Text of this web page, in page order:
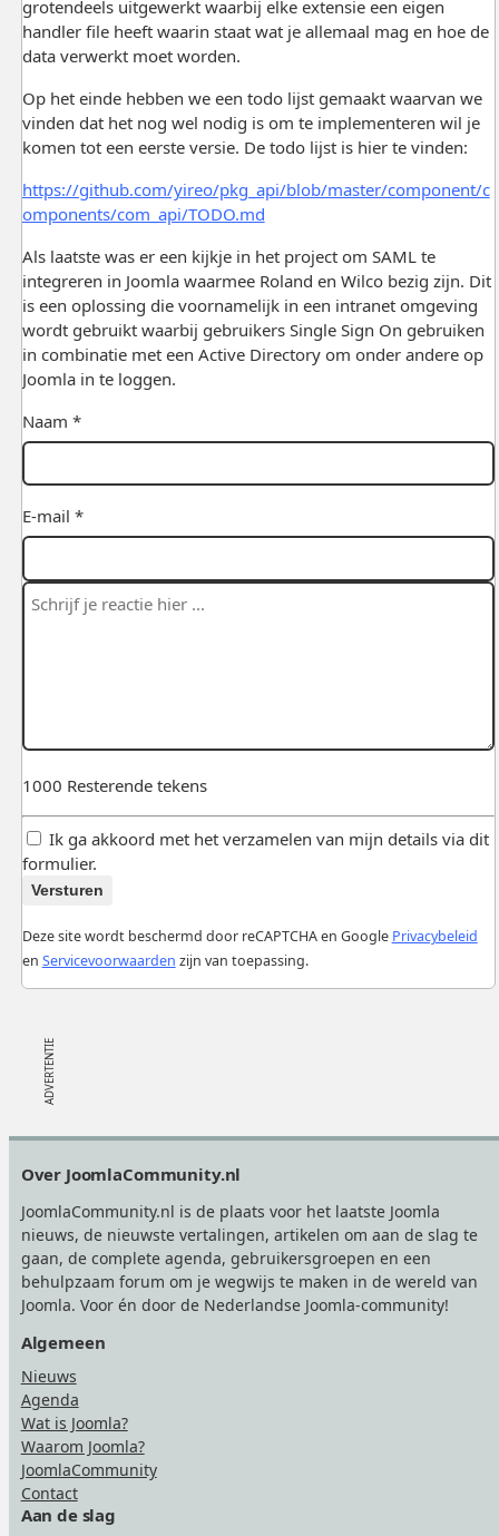
grotendeels uitgewerkt waarbij elke extensie een eigen
handler file heeft waarin staat wat je allemaal mag en hoe de
data verwerkt moet worden.
Op het einde hebben we een todo lijst gemaakt waarvan we
vinden dat het nog wel nodig is om te implementeren wil je
komen tot een eerste versie. De todo lijst is hier te vinden:
https://github.com/yireo/pkg_api/blob/master/component/c
omponents/com_api/TODO.md
Als laatste was er een kijkje in het project om SAML te
integreren in Joomla waarmee Roland en Wilco bezig zijn. Dit
is een oplossing die voornamelijk in een intranet omgeving
wordt gebruikt waarbij gebruikers Single Sign On gebruiken
in combinatie met een Active Directory om onder andere op
Joomla in te loggen.
Naam *
E-mail *
1000 Resterende tekens
Ik ga akkoord met het verzamelen van mijn details via dit
formulier.
Versturen
Deze site wordt beschermd door reCAPTCHA en Google Privacybeleid
en Servicevoorwaarden zijn van toepassing.
Over JoomlaCommunity.nl
JoomlaCommunity.nl is de plaats voor het laatste Joomla
nieuws, de nieuwste vertalingen, artikelen om aan de slag te
gaan, de complete agenda, gebruikersgroepen en een
behulpzaam forum om je wegwijs te maken in de wereld van
Joomla. Voor én door de Nederlandse Joomla-community!
Algemeen
Nieuws
Agenda
Wat is Joomla?
Waarom Joomla?
JoomlaCommunity
Contact
Aan de slag